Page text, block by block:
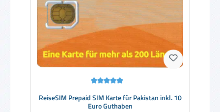
ReiseSIM Prepaid SIM Karte für Pakistan inkl. 10
Euro Guthaben